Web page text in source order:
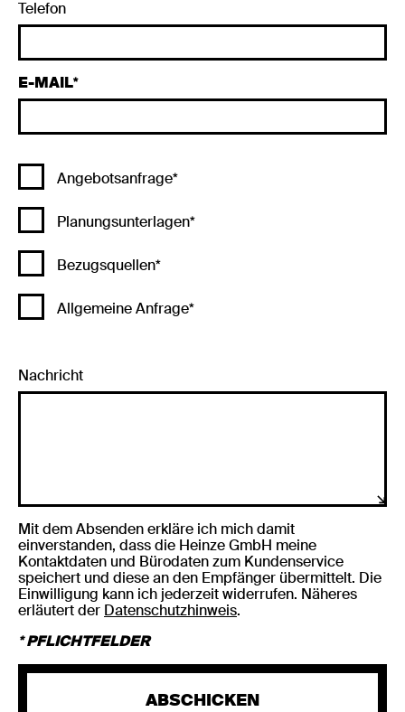
Telefon
E-MAIL
Angebotsanfrage*
Planungsunterlagen*
Bezugsquellen*
Allgemeine Anfrage*
Nachricht
Mit dem Absenden erkläre ich mich damit
einverstanden, dass die Heinze GmbH meine
Kontaktdaten und Bürodaten zum Kundenservice
speichert und diese an den Empfänger übermittelt. Die
Einwilligung kann ich jederzeit widerrufen. Näheres
erläutert der Datenschutzhinweis.
* PFLICHTFELDER
ABSCHICKEN